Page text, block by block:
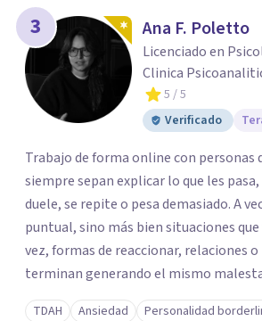
3 Ana F. Poletto
Licenciado en
Clinica
5 / 5
Verificado
Trabajo de forma online con personas
siempre sepan explicar lo que les
duele, se repite o pesa demasiado. A
puntual, sino más bien situaciones
vez, formas de reaccionar, relaciones
terminan generando el mismo
TDAH Ansiedad Personalidad